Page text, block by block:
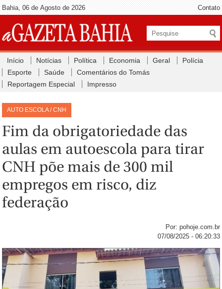
Bahia, 06 de Agosto de 2026 Contato
Início Notícias Política Economia Geral
Polícia
Esporte
Saúde
Comentários do Tomás
Reportagem Especial
Impresso
AUTO ESCOLA / CNH
Fim da obrigatoriedade das
aulas em autoescola para tirar
CNH põe mais de 300 mil
empregos em risco, diz
federação
Por: pohoje.com.br
07/08/2025 - 06:20:33